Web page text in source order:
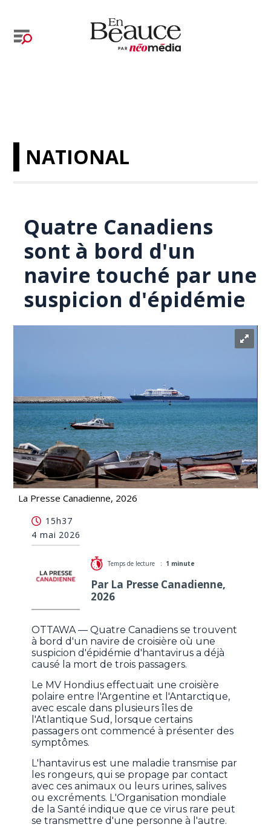
NATIONAL
Quatre Canadiens
sont à bord d'un
navire touché par une
suspicion d'épidémie
La Presse Canadienne, 2026
par une suspicion d'épidémie
15h37
4 mai 2026
Temps de lecture : 1 minute
Par La Presse Canadienne,
2026
OTTAWA — Quatre Canadiens se trouvent
à bord d'un navire de croisière où une
suspicion d'épidémie d'hantavirus a déjà
causé la mort de trois passagers.
Le MV Hondius effectuait une croisière
polaire entre l'Argentine et l'Antarctique,
avec escale dans plusieurs îles de
l'Atlantique Sud, lorsque certains
passagers ont commencé à présenter des
symptômes.
L'hantavirus est une maladie transmise par
les rongeurs, qui se propage par contact
avec ces animaux ou leurs urines, salives
ou excréments. L'Organisation mondiale
de la Santé indique que ce virus rare peut
se transmettre d'une personne à l'autre.